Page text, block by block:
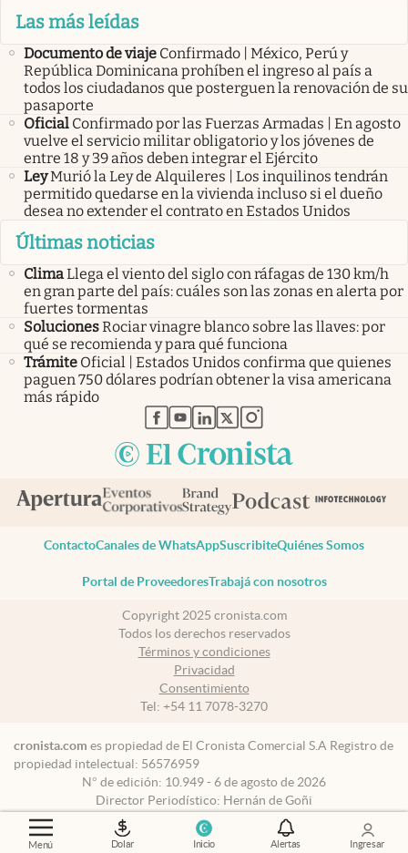
Menú Dolar Inicio Alertas Ingresar
Las más leídas
Documento de viaje Confirmado | México, Perú y
República Dominicana prohíben el ingreso al país a
todos los ciudadanos que posterguen la renovación de su
pasaporte
Oficial Confirmado por las Fuerzas Armadas | En agosto
vuelve el servicio militar obligatorio y los jóvenes de
entre 18 y 39 años deben integrar el Ejército
LeyMurió la Ley de Alquileres | Los inquilinos tendrán
permitido quedarse en la vivienda incluso si el dueño
desea no extender el contrato en Estados Unidos
Últimas noticias
ClimaLlega el viento del siglo con ráfagas de 130 km/h
en gran parte del país: cuáles son las zonas en alerta por
fuertes tormentas
SolucionesRociar vinagre blanco sobre las llaves: por
qué se recomienda y para qué funciona
Trámite Oficial | Estados Unidos confirma que quienes
paguen 750 dólares podrían obtener la visa americana
más rápido
abre en nueva pestaña
abre en nueva pestaña
abre en nueva pestaña
abre en nueva pestaña
abre en nueva pestaña
ContactoCanales de WhatsAppSuscribiteQuiénes Somos
Portal de ProveedoresTrabajá con nosotros
Copyright 2025 cronista.com
Todos los derechos reservados
Términos y condiciones
Privacidad
Consentimiento
Tel: +54 11 7078-3270
cronista.com es propiedad de El Cronista Comercial S.A Registro de
propiedad intelectual: 56576959
N° de edición: 10.949 - 6 de agosto de 2026
Director Periodístico: Hernán de Goñi